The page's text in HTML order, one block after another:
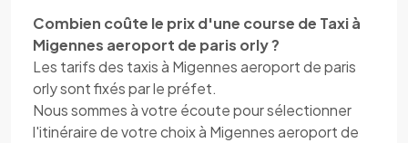
Combien coûte le prix d'une course de Taxi à
Migennes aeroport de paris orly ?
Les tarifs des taxis à Migennes aeroport de paris
orly sont fixés par le préfet.
Nous sommes à votre écoute pour sélectionner
l'itinéraire de votre choix à Migennes aeroport de